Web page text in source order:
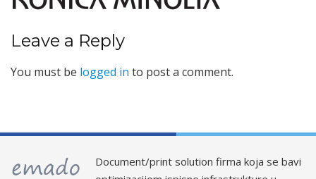
Leave a Reply
You must be logged in to post a comment.
Document/print solution firma koja se bavi